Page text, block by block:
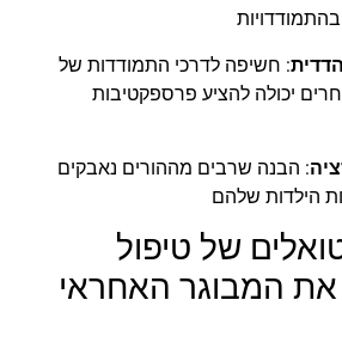
: חשיפה לדרכי התמודדות של
יכולה להציע פרספקטיבות
: הבנה שרבים מההורים נאבקים
הילדות שלהם
של טיפול
את המבוגר האחראי